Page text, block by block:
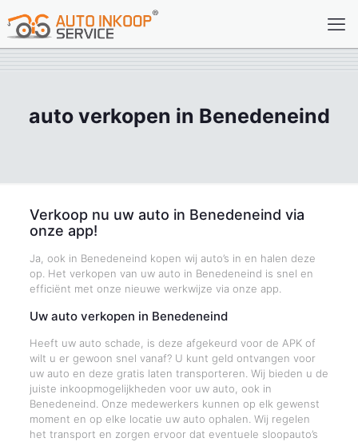
auto verkopen in Benedeneind
Verkoop nu uw auto in Benedeneind via
onze app!
Ja, ook in Benedeneind kopen wij auto’s in en halen deze
op. Het verkopen van uw auto in Benedeneind is snel en
efficiënt met onze nieuwe werkwijze via onze app.
Uw auto verkopen in Benedeneind
Heeft uw auto schade, is deze afgekeurd voor de APK of
wilt u er gewoon snel vanaf? U kunt geld ontvangen voor
uw auto en deze gratis laten transporteren. Wij bieden u de
juiste inkoopmogelijkheden voor uw auto, ook in
Benedeneind. Onze medewerkers kunnen op elk gewenst
moment en op elke locatie uw auto ophalen. Wij regelen
het transport en zorgen ervoor dat eventuele sloopauto’s